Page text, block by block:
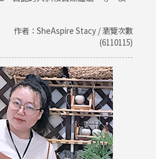
作者：SheAspire Stacy / 瀏覽次數
(6110115)